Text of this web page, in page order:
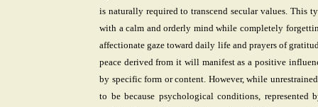
is naturally required to transcend secular values.
with a calm and orderly mind while completely
affectionate gaze toward daily life and prayers of
peace derived from it will manifest as a positive
by specific form or content. However, while
to be because psychological conditions,